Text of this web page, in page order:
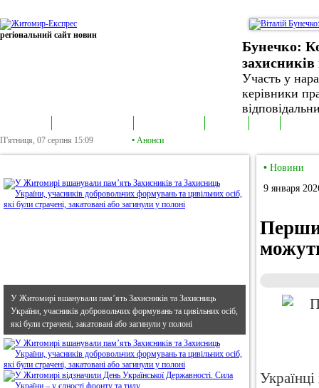
регіональний сайт новин
Бунечко:
захисників
Участь у
керівники
П'ятниця, 07 серпня 15:09 • Анонси
У Житомирі вшанували пам’ять Захисників та Захисниць
України, учасників добровольчих формувань та цивільних осіб,
які були страчені, закатовані або загинули у полоні
• Новини
9 января